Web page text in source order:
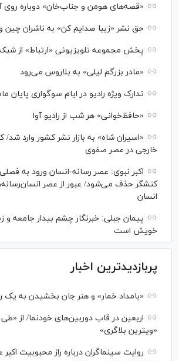
«قصه‌های هومن و جناب‌خان» دوباره روی
حق نشر «زیبا صدایم کن» به ناشران چین
پخش مجموعه تلویزیونی «ارتباط» از
«مادر بزرگم لیلی» به بلاروس می‌رود
تدارک ویژه رادیو در ایام سوگواری پایان
«حافظ‌خوانی» هر شب از رادیو آوا
«اسیران شاه» به بازار نشر کشور وارد شد/
خارجی در عصر صفوی
اکبر نبوی: عصر رسانه-انسان ورود به
کنشگر حذف می‌شود/ عبور از عصر
انسان
پیمان جبلی: خبرنگار چشم بیدار جامعه و
خویش است
پربازدیدترین اخبار
«بامداد خمار» و هنر جان بخشیدن به یک
اربعین در قاب دوربین‌های خودنما/ از
«ویترین بلاگری»
روایت سینماگران درباره راز محبوبیت